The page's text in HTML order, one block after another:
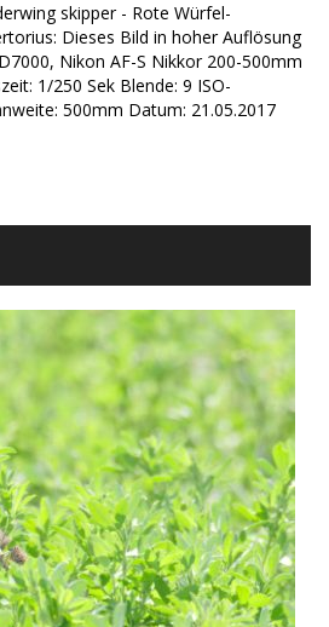
skipper - Rote Würfel-
Dieses Bild in hoher Auflösung
Nikon AF-S Nikkor 200-500mm
1/250 Sek Blende: 9 ISO-
500mm Datum: 21.05.2017